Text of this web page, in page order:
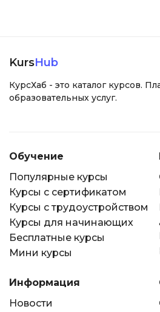
KursHub
КурсХаб - это каталог курсов.
образовательных услуг.
Обучение
Популярные курсы
Курсы с сертификатом
Курсы с трудоустройством
Курсы для начинающих
Бесплатные курсы
Мини курсы
Информация
Новости